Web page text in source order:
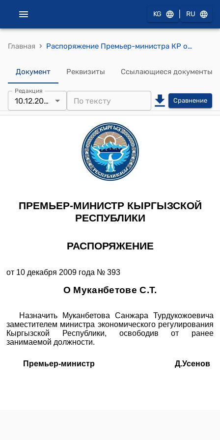
KG RU
Главная › Распоряжение Премьер-министра КР от 10 декабря 2009 года № 393 (О Муканбетове С.Т.)
Документ Реквизиты Ссылающиеся документы
Редакция
10.12.2009 Сравнение